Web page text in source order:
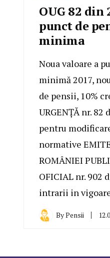
OUG 82 din
punct de
minima
Noua valoare a
minimă 2017,
de pensii, 10%
URGENŢĂ nr.
pentru
normative
ROMÂNIEI
OFICIAL nr. 902
intrarii in
ByPensii